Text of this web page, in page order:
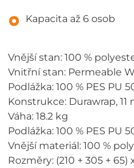
Kapacita až 6 osob
Vnější stan: 100 %
Vnitřní stan: Permeable
Podlážka: 100 % PES PU
Konstrukce: Durawrap,
Váha: 18.2 kg
Podlážka: 100 % PES PU
Vnější materiál: 100 %
Rozměry: (210 + 305 + 65)